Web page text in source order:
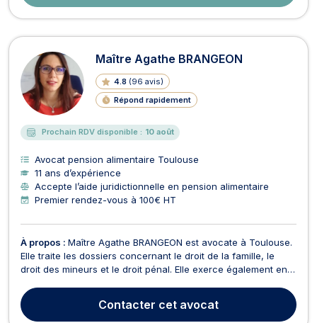
Maître Agathe BRANGEON
4.8 (96 avis)
Répond rapidement
Prochain RDV disponible : 10 août
Avocat pension alimentaire Toulouse
11 ans d’expérience
Accepte l’aide juridictionnelle en pension alimentaire
Premier rendez-vous à 100€ HT
À propos : Maître Agathe BRANGEON est avocate à Toulouse.
Elle traite les dossiers concernant le droit de la famille, le
droit des mineurs et le droit pénal. Elle exerce également en
regroupement familial, nationalité, demande de naturalisation,
... N'hésitez pas à la contacter pou...
Contacter cet avocat